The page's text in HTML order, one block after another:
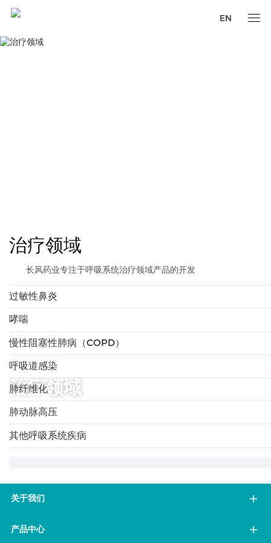
EN
治疗领域
治疗领域
长风药业专注于呼吸系统治疗领域产品的开发
过敏性鼻炎
哮喘
慢性阻塞性肺病（COPD）
呼吸道感染
肺纤维化
肺动脉高压
其他呼吸系统疾病
关于我们
产品中心